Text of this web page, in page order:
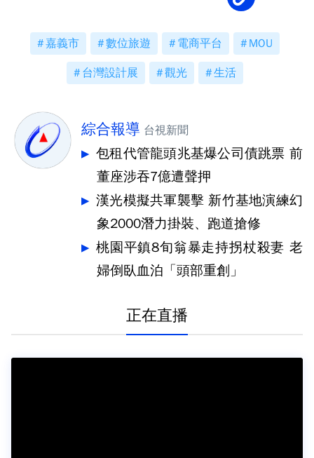
嘉義市 數位旅遊 電商平台 MOU
台灣設計展 觀光 生活
綜合報導 台視新聞
包租代管龍頭兆基爆公司債跳票 前
董座涉吞7億遭聲押
漢光模擬共軍襲擊 新竹基地演練幻
象2000潛力掛裝、跑道搶修
桃園平鎮8旬翁暴走持拐杖殺妻 老
婦倒臥血泊「頭部重創」
正在直播